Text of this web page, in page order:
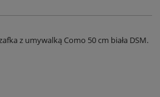
z umywalką Como 50 cm biała DSM.